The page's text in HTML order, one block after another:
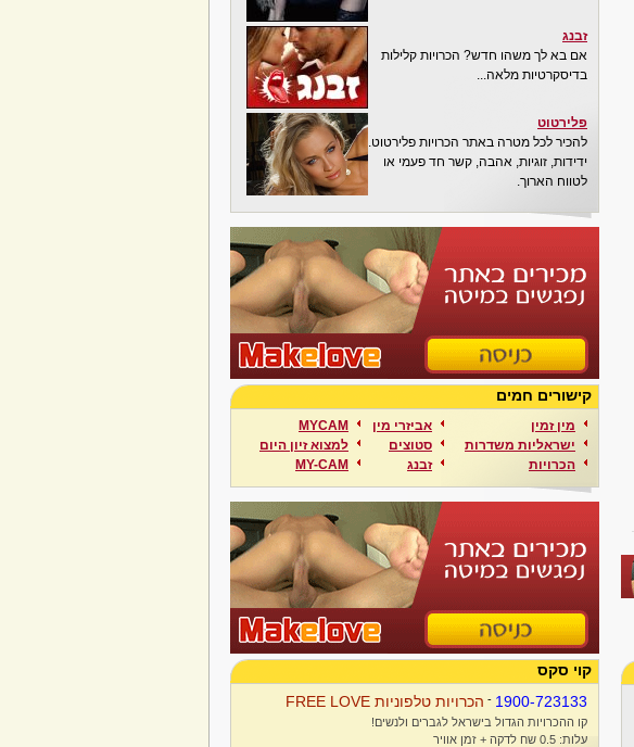
זבנג
אם בא לך משהו חדש? הכרויות קלילות
בדיסקרטיות מלאה...
פלירטוט
להכיר לכל מטרה באתר הכרויות פלירטוט.
ידידות, זוגיות, אהבה, קשר חד פעמי או
לטווח הארוך.
קישורים חמים
מין זמין
ישראליות משדרות
הכרויות
אביזרי מין
סטוצים
זבנג
MYCAM
למצוא זיון היום
MY-CAM
קוי סקס
1900-723133
- הכרויות טלפוניות FREE LOVE
קו ההכרויות הגדול בישראל לגברים ולנשים!
עלות: 0.5 שח לדקה + זמן אוויר